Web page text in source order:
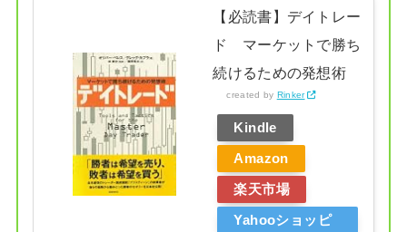
【必読書】デイトレー
ド マーケットで勝ち
続けるための発想術
created by Rinker
Kindle
Amazon
楽天市場
Yahooショッピ